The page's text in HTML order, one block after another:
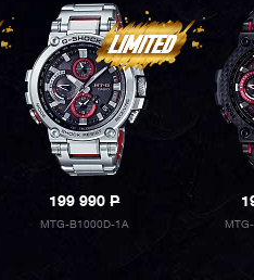
199 990P
MTG-B1000D-1A